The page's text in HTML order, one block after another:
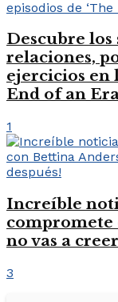
Descubre los
relaciones,
ejercicios en
End of an
1
Increíble
compromete
no vas a
3